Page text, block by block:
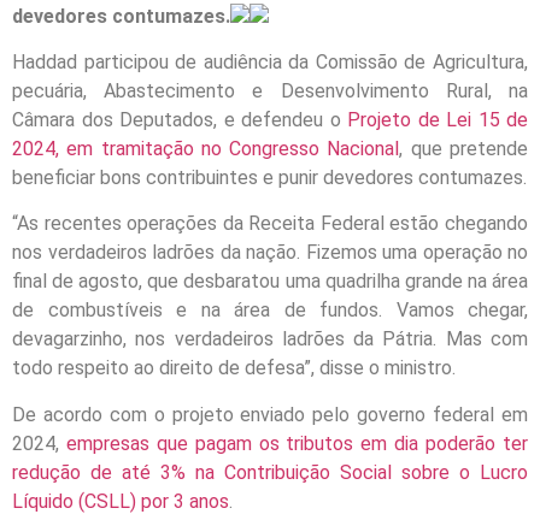
devedores contumazes.
Haddad participou de audiência da Comissão de Agricultura,
pecuária, Abastecimento e Desenvolvimento Rural, na
Câmara dos Deputados, e defendeu o Projeto de Lei 15 de
2024, em tramitação no Congresso Nacional, que pretende
beneficiar bons contribuintes e punir devedores contumazes.
“As recentes operações da Receita Federal estão chegando
nos verdadeiros ladrões da nação. Fizemos uma operação no
final de agosto, que desbaratou uma quadrilha grande na área
de combustíveis e na área de fundos. Vamos chegar,
devagarzinho, nos verdadeiros ladrões da Pátria. Mas com
todo respeito ao direito de defesa”, disse o ministro.
De acordo com o projeto enviado pelo governo federal em
2024, empresas que pagam os tributos em dia poderão ter
redução de até 3% na Contribuição Social sobre o Lucro
Líquido (CSLL) por 3 anos